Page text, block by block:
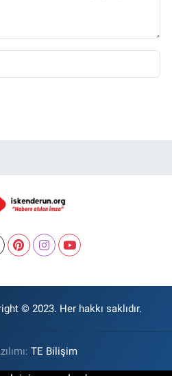
© 2023. Her hakkı saklıdır.
TE Bilişim